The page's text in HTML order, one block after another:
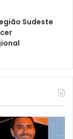
Sudeste